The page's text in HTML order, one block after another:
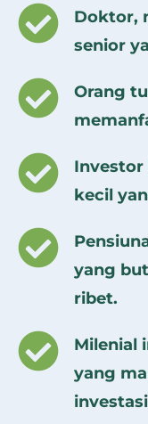
Doktor,
senior
Orang
kecil
yang
ribet.
Milenial
yang